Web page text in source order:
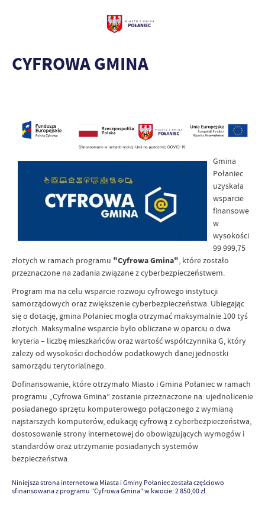
CYFROWA GMINA
Gmina
Połaniec
uzyskała
wsparcie
finansowe
w
wysokości
99 999,75
złotych w ramach programu "Cyfrowa Gmina", które zostało
przeznaczone na zadania związane z cyberbezpieczeństwem.
Program ma na celu wsparcie rozwoju cyfrowego instytucji
samorządowych oraz zwiększenie cyberbezpieczeństwa. Ubiegając
się o dotację, gmina Połaniec mogła otrzymać maksymalnie 100 tyś
złotych. Maksymalne wsparcie było obliczane w oparciu o dwa
kryteria – liczbę mieszkańców oraz wartość współczynnika G, który
zależy od wysokości dochodów podatkowych danej jednostki
samorządu terytorialnego.
Dofinansowanie, które otrzymało Miasto i Gmina Połaniec w ramach
programu „Cyfrowa Gmina” zostanie przeznaczone na: ujednolicenie
posiadanego sprzętu komputerowego połączonego z wymianą
najstarszych komputerów, edukację cyfrową z cyberbezpieczeństwa,
dostosowanie strony internetowej do obowiązujących wymogów i
standardów oraz utrzymanie posiadanych systemów
bezpieczeństwa.
Niniejsza strona internetowa Miasta i Gminy Połaniec została częściowo
sfinansowana z programu "Cyfrowa Gmina" w kwocie: 2 850,00 zł.